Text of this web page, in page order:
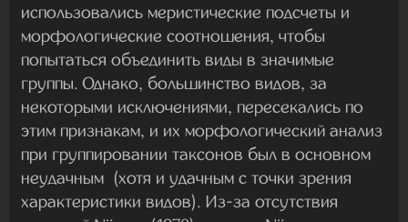
использовались меристические подсчеты и
морфологические соотношения, чтобы
попытаться объединить виды в значимые
группы. Однако, большинство видов, за
некоторыми исключениями, пересекались по
этим признакам, и их морфологический анализ
при группировании таксонов был в основном
неудачным (хотя и удачным с точки зрения
характеристики видов). Из-за отсутствия